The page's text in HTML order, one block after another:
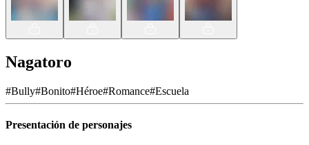
Nagatoro
#Bully#Bonito#Héroe#Romance#Escuela
Presentación de personajes